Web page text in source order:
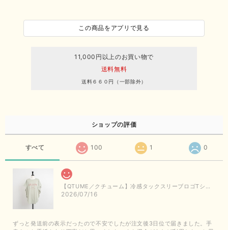
この商品をアプリで見る
11,000円以上のお買い物で
送料無料
送料６６０円（一部除外）
ショップの評価
すべて 100 1 0
【QTUME／クチューム】冷感タックスリーブロゴTシャツ（ライトグレー）
2026/07/16
ずっと発送前の表示だったので不安でしたが注文後3日位で届きました。手